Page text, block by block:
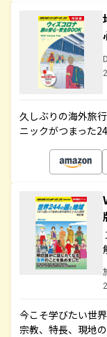
久しぶりの海外旅
ニックがつまった
今こそ学びたい世
宗教、特長、現地